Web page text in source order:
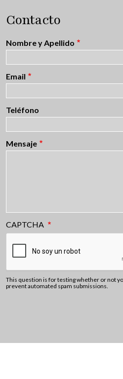
Contacto
Nombre y Apellido
Email
Teléfono
Mensaje
CAPTCHA
This question is for testing whether or not
prevent automated spam submissions.